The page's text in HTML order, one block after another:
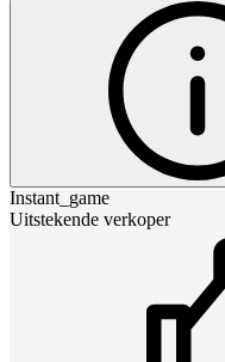
Instant_game
Uitstekende verkoper